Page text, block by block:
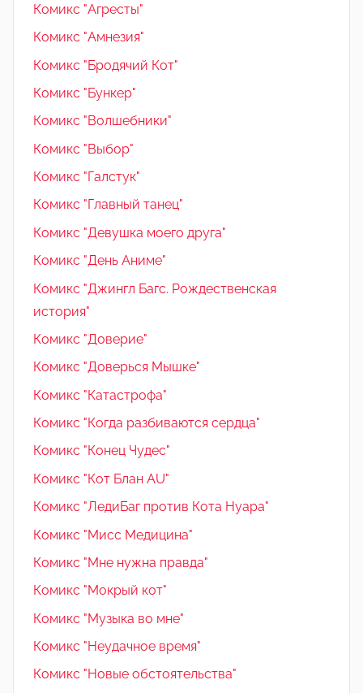
Комикс "Агресты"
Комикс "Амнезия"
Комикс "Бродячий Кот"
Комикс "Бункер"
Комикс "Волшебники"
Комикс "Выбор"
Комикс "Галстук"
Комикс "Главный танец"
Комикс "Девушка моего друга"
Комикс "День Аниме"
Комикс "Джингл Багс. Рождественская
история"
Комикс "Доверие"
Комикс "Доверься Мышке"
Комикс "Катастрофа"
Комикс "Когда разбиваются сердца"
Комикс "Конец Чудес"
Комикс "Кот Блан AU"
Комикс "ЛедиБаг против Кота Нуара"
Комикс "Мисс Медицина"
Комикс "Мне нужна правда"
Комикс "Мокрый кот"
Комикс "Музыка во мне"
Комикс "Неудачное время"
Комикс "Новые обстоятельства"